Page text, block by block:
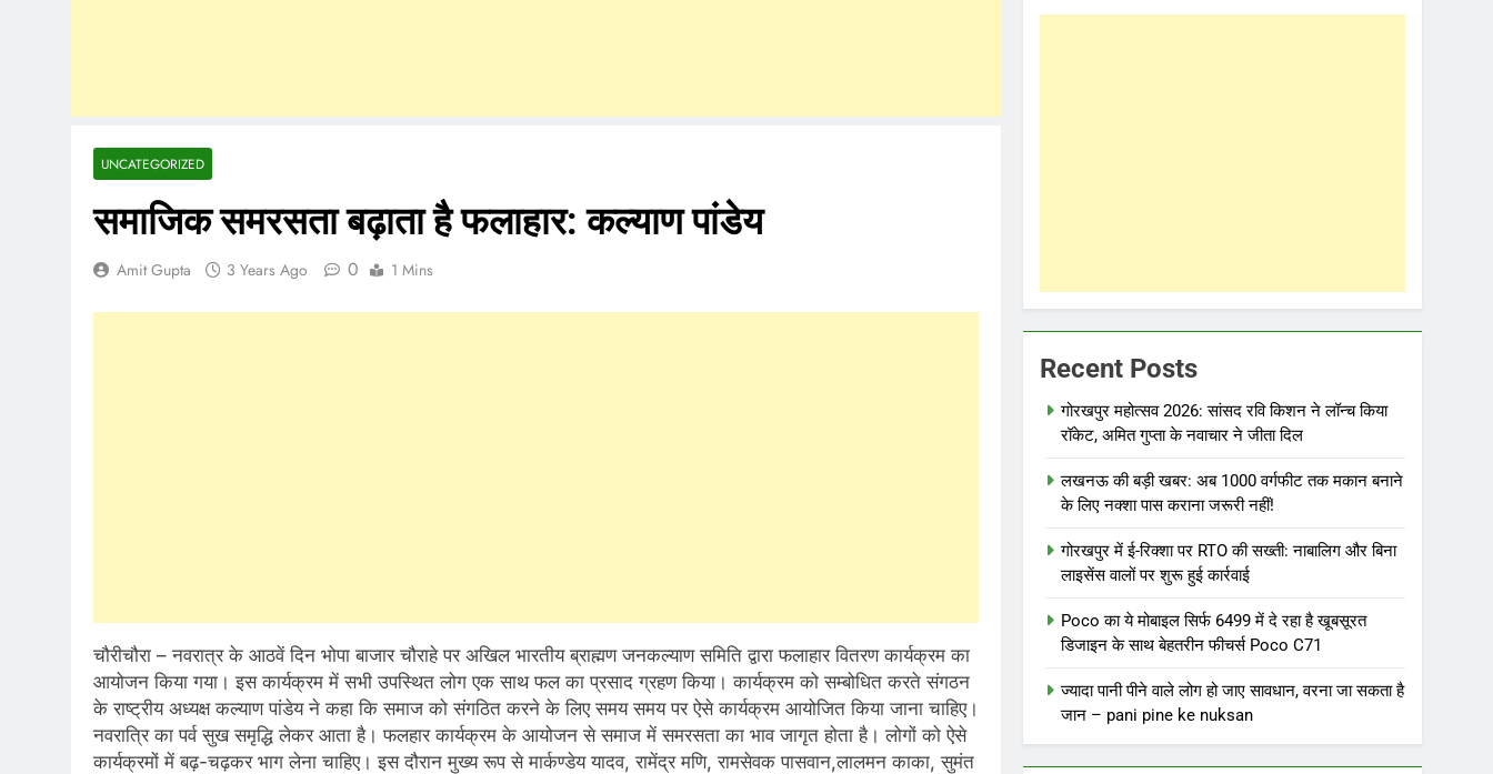
UNCATEGORIZED
समाजिक समरसता बढ़ाता है फलाहार: कल्याण पांडेय
Amit Gupta 3 Years Ago 0 1 Mins
चौरीचौरा – नवरात्र के आठवें दिन भोपा बाजार चौराहे पर अखिल भारतीय ब्राह्मण जनकल्याण समिति द्वारा फलाहार वितरण कार्यक्रम का
आयोजन किया गया। इस कार्यक्रम में सभी उपस्थित लोग एक साथ फल का प्रसाद ग्रहण किया। कार्यक्रम को सम्बोधित करते संगठन
के राष्ट्रीय अध्यक्ष कल्याण पांडेय ने कहा कि समाज को संगठित करने के लिए समय समय पर ऐसे कार्यक्रम आयोजित किया जाना चाहिए।
नवरात्रि का पर्व सुख समृद्धि लेकर आता है। फलहार कार्यक्रम के आयोजन से समाज में समरसता का भाव जागृत होता है। लोगों को ऐसे
कार्यक्रमों में बढ़-चढ़कर भाग लेना चाहिए। इस दौरान मुख्य रूप से मार्कण्डेय यादव, रामेंद्र मणि, रामसेवक पासवान,लालमन काका, सुमंत
Recent Posts
गोरखपुर महोत्सव 2026: सांसद रवि किशन ने लॉन्च किया
रॉकेट, अमित गुप्ता के नवाचार ने जीता दिल
लखनऊ की बड़ी खबर: अब 1000 वर्गफीट तक मकान बनाने
के लिए नक्शा पास कराना जरूरी नहीं!
गोरखपुर में ई-रिक्शा पर RTO की सख्ती: नाबालिग और बिना
लाइसेंस वालों पर शुरू हुई कार्रवाई
Poco का ये मोबाइल सिर्फ 6499 में दे रहा है खूबसूरत
डिजाइन के साथ बेहतरीन फीचर्स Poco C71
ज्यादा पानी पीने वाले लोग हो जाए सावधान, वरना जा सकता है
जान – pani pine ke nuksan